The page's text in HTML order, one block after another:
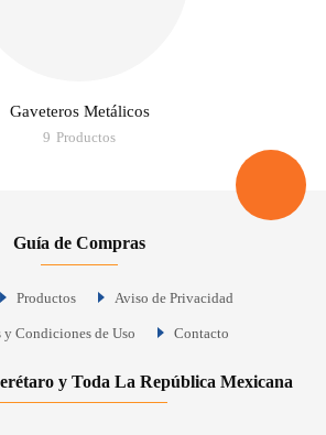
Gaveteros Metálicos
9 Productos
Guía de Compras
Productos Aviso de Privacidad
y Condiciones de Uso Contacto
y Toda La República Mexicana